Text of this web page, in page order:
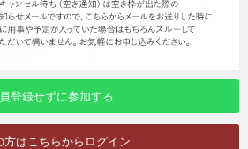
登録せずに参加する
方はこちらからログイン